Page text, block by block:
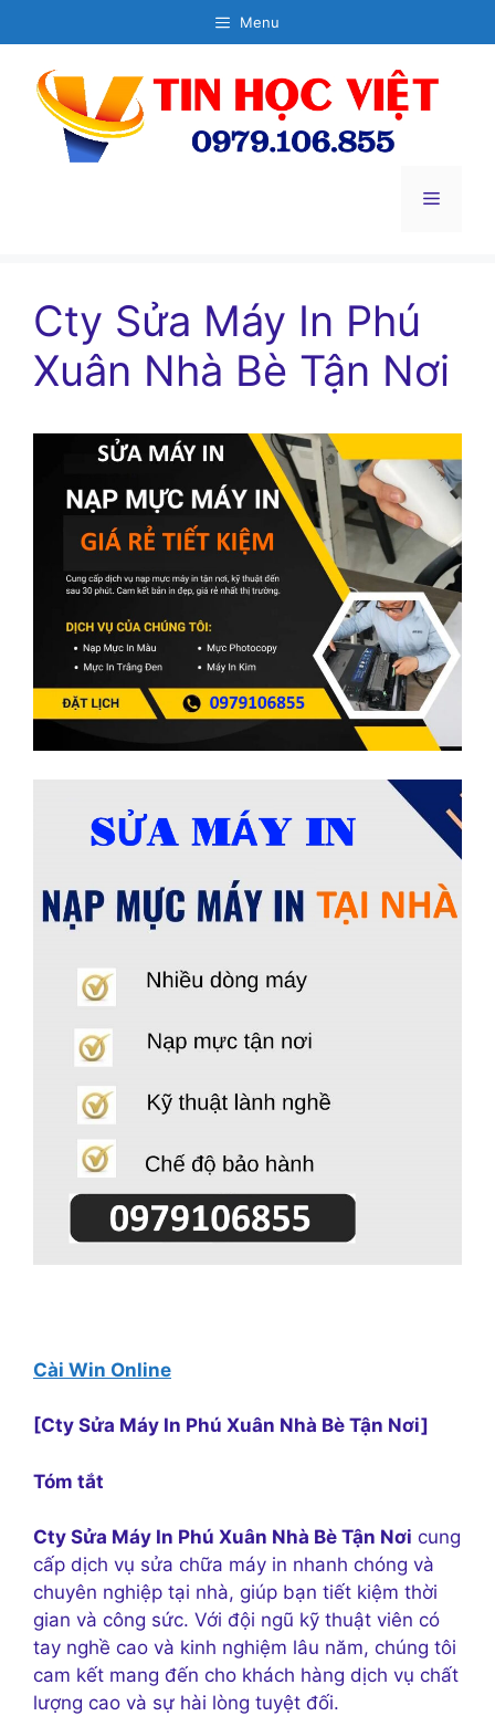
đến
dung
Menu
Menu
Cty Sửa Máy In Phú
Xuân Nhà Bè Tận Nơi
Cài Win Online
[Cty Sửa Máy In Phú Xuân Nhà Bè Tận Nơi]
Tóm tắt
Cty Sửa Máy In Phú Xuân Nhà Bè Tận Nơi cung
cấp dịch vụ sửa chữa máy in nhanh chóng và
chuyên nghiệp tại nhà, giúp bạn tiết kiệm thời
gian và công sức. Với đội ngũ kỹ thuật viên có
tay nghề cao và kinh nghiệm lâu năm, chúng tôi
cam kết mang đến cho khách hàng dịch vụ chất
lượng cao và sự hài lòng tuyệt đối.